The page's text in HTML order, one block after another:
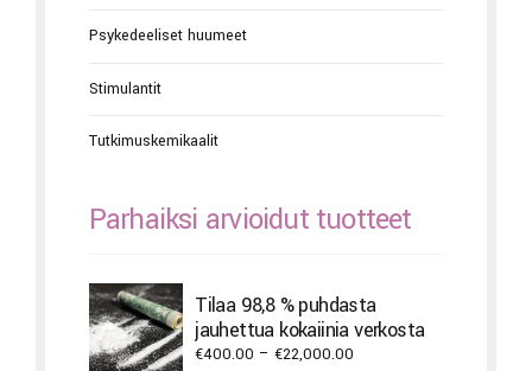
Psykedeeliset huumeet
Stimulantit
Tutkimuskemikaalit
Parhaiksi arvioidut tuotteet
Tilaa 98,8 % puhdasta
jauhettua kokaiinia verkosta
€400.00 – €22,000.00